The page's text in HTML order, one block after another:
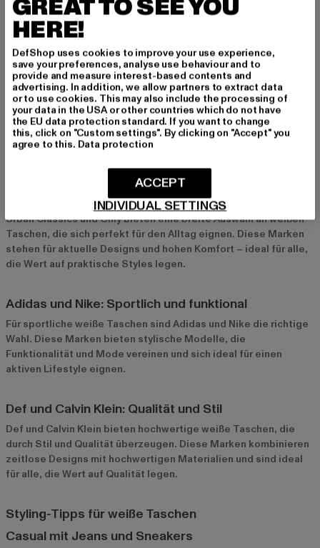
Shopper und Rucksäcke
Für alle, die es geräumig mögen, sind weiße Shopper und
Rucksäcke die perfekte Wahl. Diese Modelle bieten viel
Stauraum und sind ideal für den Alltag, Ausflüge oder sogar als
Reisebegleiter. Sie passen zu sportlichen und lässigen Looks
und sind perfekt für alle, die Stil und Funktionalität verbinden
möchten.
Top-Marken für weiße Taschen bei Def-Shop
Urban Classics und Only: Trendig und praktisch
Urban ClassicsundOnlybieten eine breite Auswahl an weißen
Taschen, die sich perfekt für den Alltag eignen. Diese Marken
stehen für aktuelle Designs und hohen Komfort – ideal für alle,
die Wert auf praktische Styles legen.
Adidas und Nike: Sportlich und funktional
Für sportliche weiße Taschen sind Adidas und Nike die richtige
Wahl. Diese Marken bieten stylische Modelle, die
Funktionalität und Mode vereinen und sich ideal für einen
aktiven Lifestyle eignen.
Def und Calvin Klein: Qualität und Stil
Def und Calvin Klein bieten hochwertige weiße Taschen, die
durch Stil und Qualität überzeugen. Diese Marken kombinieren
zeitlose Designs mit hochwertigen Materialien und sind ideal
für alle, die Wert auf Qualität legen.
Styling-Tipps für weiße Taschen
Casual mit Jeans und Sneakers
GREAT TO SEE YOU
HERE!
DefShop uses cookies to improve your use experience,
save your preferences, analyse use behaviour and to
provide and measure interest-based contents and
advertising. In addition, we allow partners to extract data
or to use cookies. This may also include the processing of
your data in the USA or other countries which do not have
the EU data protection standard. If you want to change
this, click on "Custom settings". By clicking on "Accept" you
agree to this. Data protection
INDIVIDUAL SETTINGS
ACCEPT